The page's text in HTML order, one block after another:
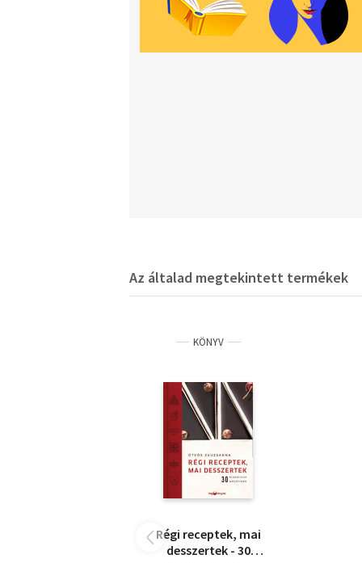
Az általad megtekintett termékek
KÖNYV
Régi receptek, mai
desszertek - 30